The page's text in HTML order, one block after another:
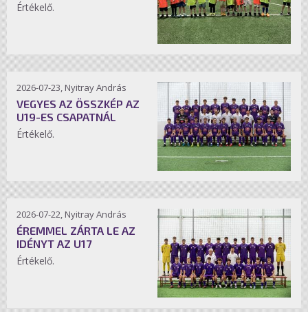
Értékelő.
2026-07-23, Nyitray András
VEGYES AZ ÖSSZKÉP AZ
U19-ES CSAPATNÁL
Értékelő.
2026-07-22, Nyitray András
ÉREMMEL ZÁRTA LE AZ
IDÉNYT AZ U17
Értékelő.